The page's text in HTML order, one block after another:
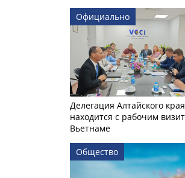
Официально
Делегация Алтайского края
находится с рабочим
Вьетнаме
Общество